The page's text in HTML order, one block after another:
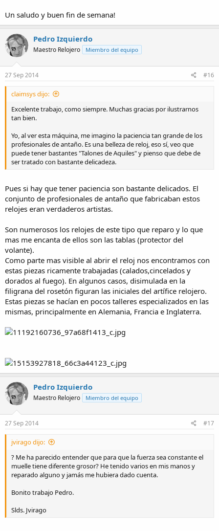
Un saludo y buen fin de semana!
Pedro Izquierdo
Maestro Relojero Miembro del equipo
27 Sep 2014 #16
claimsys dijo:
Excelente trabajo, como siempre. Muchas gracias por ilustrarnos
tan bien.
Yo, al ver esta máquina, me imagino la paciencia tan grande de los
profesionales de antaño. Es una belleza de reloj, eso sí, veo que
puede tener bastantes "Talones de Aquiles" y pienso que debe de
ser tratado con bastante delicadeza.
Pues si hay que tener paciencia son bastante delicados. El
conjunto de profesionales de antaño que fabricaban estos
relojes eran verdaderos artistas.
Son numerosos los relojes de este tipo que reparo y lo que
mas me encanta de ellos son las tablas (protector del
volante).
Como parte mas visible al abrir el reloj nos encontramos con
estas piezas ricamente trabajadas (calados,cincelados y
dorados al fuego). En algunos casos, disimulada en la
filigrana del rosetón figuran las iniciales del artífice relojero.
Estas piezas se hacían en pocos talleres especializados en las
mismas, principalmente en Alemania, Francia e Inglaterra.
Pedro Izquierdo
Maestro Relojero Miembro del equipo
27 Sep 2014 #17
jvirago dijo:
? Me ha parecido entender que para que la fuerza sea constante el
muelle tiene diferente grosor? He tenido varios en mis manos y
reparado alguno y jamás me hubiera dado cuenta.
Bonito trabajo Pedro.
Slds. Jvirago